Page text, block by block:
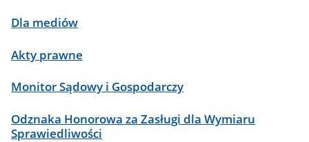
Dla mediów
Akty prawne
Monitor Sądowy i Gospodarczy
Odznaka Honorowa za Zasługi dla Wymiaru
Sprawiedliwości